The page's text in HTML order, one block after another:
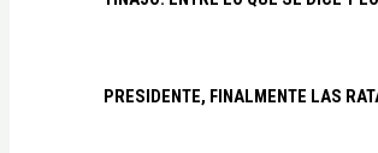
PRESIDENTE, FINALMENTE LAS